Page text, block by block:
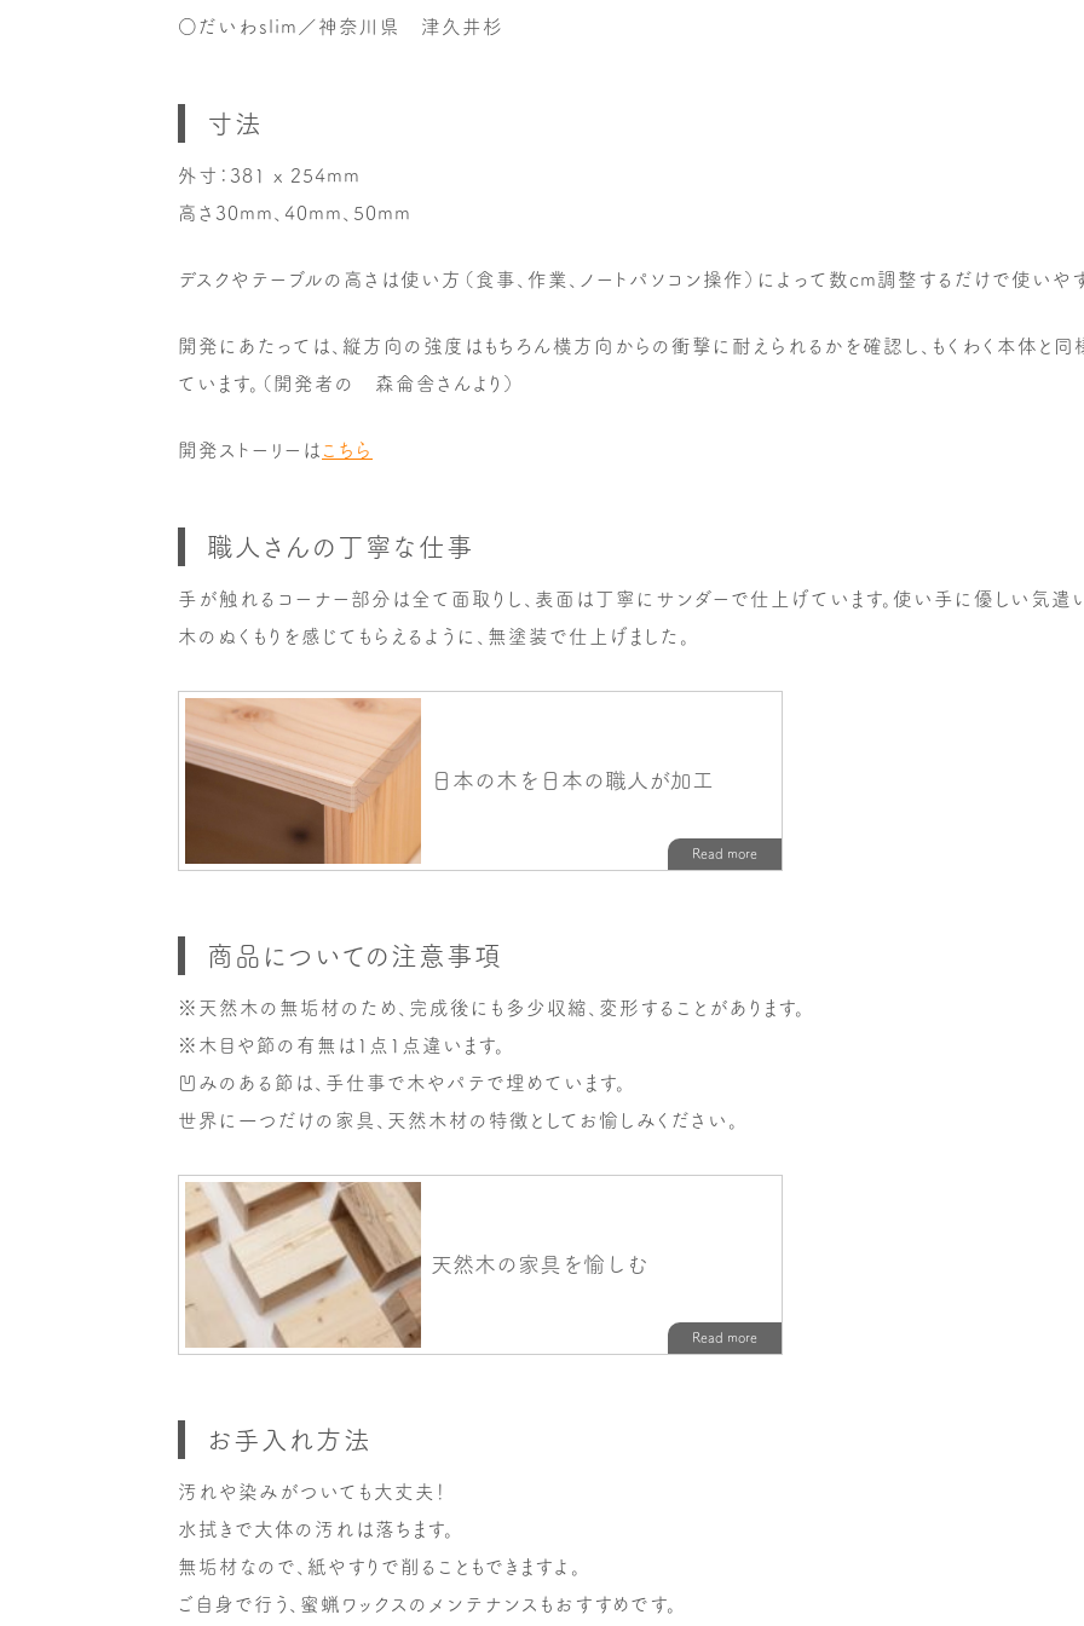
○だいわslim／神奈川県 津久井杉
寸法
外寸：381 x 254mm
高さ30mm、40mm、50mm
デスクやテーブルの高さは使い方（食事、作業、ノートパソコン操作）によって数cm調整するだけで使いやす
開発にあたっては、縦方向の強度はもちろん横方向からの衝撃に耐えられるかを確認し、もくわく本体と
ています。（開発者の 森侖舎さんより）
開発ストーリーは こちら
職人さんの丁寧な仕事
手が触れるコーナー部分は全て面取りし、表面は丁寧にサンダーで仕上げています。使い手に優しい気遣
木のぬくもりを感じてもらえるように、無塗装で仕上げました。
商品についての注意事項
※天然木の無垢材のため、完成後にも多少収縮、変形することがあります。
※木目や節の有無は1点1点違います。
凹みのある節は、手仕事で木やパテで埋めています。
世界に一つだけの家具、天然木材の特徴としてお愉しみください。
お手入れ方法
汚れや染みがついても大丈夫！
水拭きで大体の汚れは落ちます。
無垢材なので、紙やすりで削ることもできますよ。
ご自身で行う、蜜蝋ワックスのメンテナンスもおすすめです。